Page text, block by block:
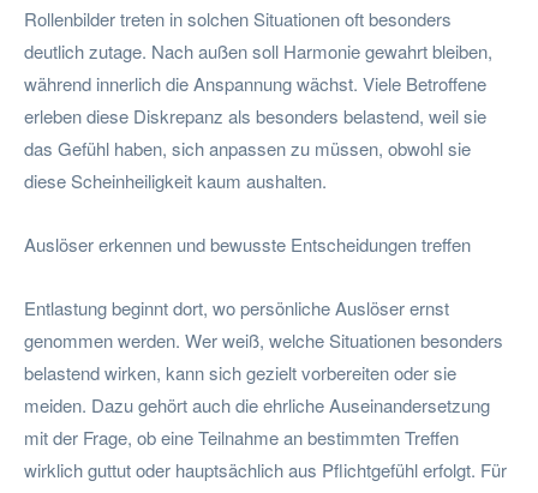
Rollenbilder treten in solchen Situationen oft besonders
deutlich zutage. Nach außen soll Harmonie gewahrt bleiben,
während innerlich die Anspannung wächst. Viele Betroffene
erleben diese Diskrepanz als besonders belastend, weil sie
das Gefühl haben, sich anpassen zu müssen, obwohl sie
diese Scheinheiligkeit kaum aushalten.
Auslöser erkennen und bewusste Entscheidungen treffen
Entlastung beginnt dort, wo persönliche Auslöser ernst
genommen werden. Wer weiß, welche Situationen besonders
belastend wirken, kann sich gezielt vorbereiten oder sie
meiden. Dazu gehört auch die ehrliche Auseinandersetzung
mit der Frage, ob eine Teilnahme an bestimmten Treffen
wirklich guttut oder hauptsächlich aus Pflichtgefühl erfolgt. Für